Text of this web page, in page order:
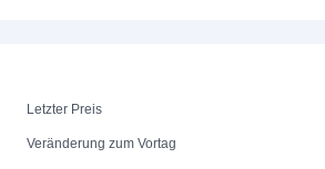
Letzter Preis
Veränderung zum Vortag